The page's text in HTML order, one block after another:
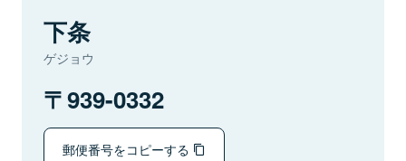
下条
ゲジョウ
939-0332
郵便番号をコピーする